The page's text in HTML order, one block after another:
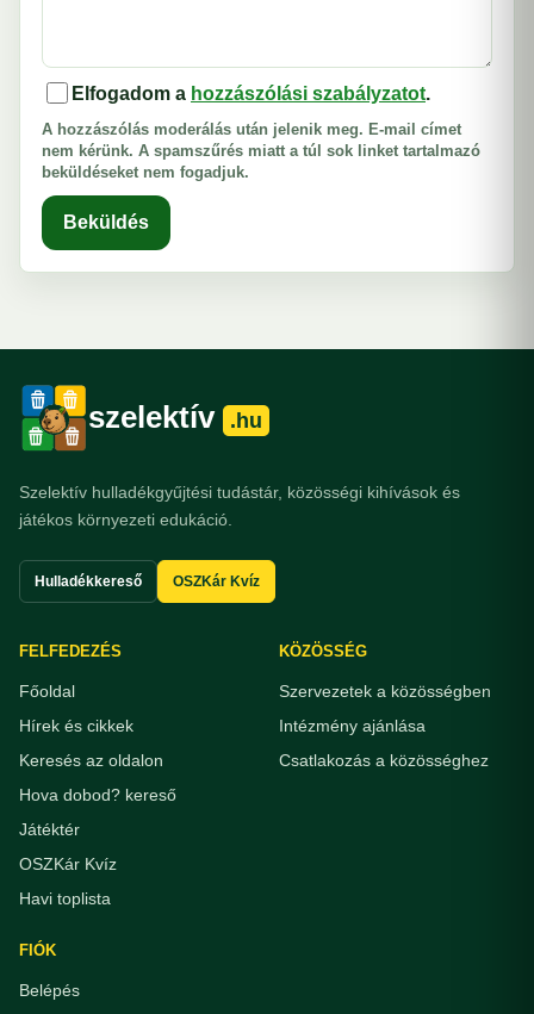
Elfogadom a hozzászólási szabályzatot.
A hozzászólás moderálás után jelenik meg. E-mail címet
nem kérünk. A spamszűrés miatt a túl sok linket tartalmazó
beküldéseket nem fogadjuk.
Beküldés
szelektív .hu
Szelektív hulladékgyűjtési tudástár, közösségi kihívások és
játékos környezeti edukáció.
Hulladékkereső OSZKár Kvíz
FELFEDEZÉS
Főoldal
Hírek és cikkek
Keresés az oldalon
Hova dobod? kereső
Játéktér
OSZKár Kvíz
Havi toplista
KÖZÖSSÉG
Szervezetek a közösségben
Intézmény ajánlása
Csatlakozás a közösséghez
FIÓK
Belépés